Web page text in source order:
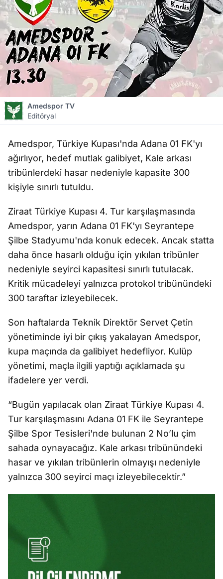
Amedspor TV
Editöryal
Amedspor, Türkiye Kupası'nda Adana 01 FK'yı
ağırlıyor, hedef mutlak galibiyet, Kale arkası
tribünlerdeki hasar nedeniyle kapasite 300
kişiyle sınırlı tutuldu.
Ziraat Türkiye Kupası 4. Tur karşılaşmasında
Amedspor, yarın Adana 01 FK'yı Seyrantepe
Şilbe Stadyumu'nda konuk edecek. Ancak statta
daha önce hasarlı olduğu için yıkılan tribünler
nedeniyle seyirci kapasitesi sınırlı tutulacak.
Kritik mücadeleyi yalnızca protokol tribünündeki
300 taraftar izleyebilecek.
Son haftalarda Teknik Direktör Servet Çetin
yönetiminde iyi bir çıkış yakalayan Amedspor,
kupa maçında da galibiyet hedefliyor. Kulüp
yönetimi, maçla ilgili yaptığı açıklamada şu
ifadelere yer verdi.
“Bugün yapılacak olan Ziraat Türkiye Kupası 4.
Tur karşılaşmasını Adana 01 FK ile Seyrantepe
Şilbe Spor Tesisleri'nde bulunan 2 No’lu çim
sahada oynayacağız. Kale arkası tribünündeki
hasar ve yıkılan tribünlerin olmayışı nedeniyle
yalnızca 300 seyirci maçı izleyebilecektir.”